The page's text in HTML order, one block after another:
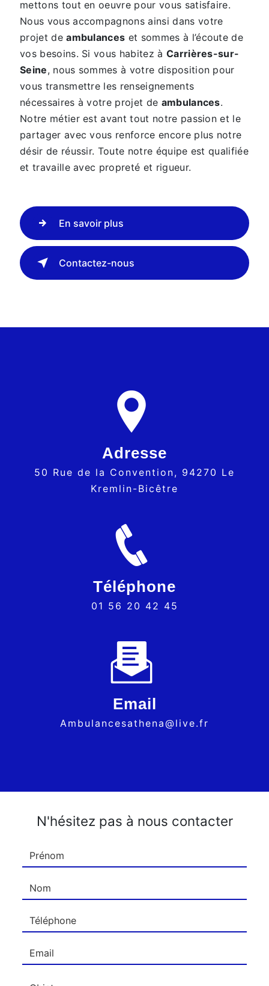
mettons tout en oeuvre pour vous satisfaire.
Nous vous accompagnons ainsi dans votre
projet deambulances et sommes à l’écoute de
vos besoins. Si vous habitez à Carrières-sur-
Seine, nous sommes à votre disposition pour
vous transmettre les renseignements
nécessaires à votre projet de ambulances.
Notre métier est avant tout notre passion et le
partager avec vous renforce encore plus notre
désir de réussir. Toute notre équipe est qualifiée
et travaille avec propreté et rigueur.
En savoir plus
Contactez-nous
Adresse
50 Rue de la Convention, 94270 Le
Kremlin-Bicêtre
Téléphone
01 56 20 42 45
Email
ambulancesathena@live.fr
N'hésitez pas à nous contacter